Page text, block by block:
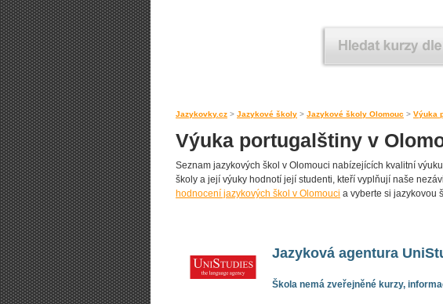
Jazykovky.cz > Jazykové školy > Jazykové školy Olomouc > Výuka
Výuka portugalštiny v
Seznam jazykových škol v Olomouci nabízejících kvalitní
školy a její výuky hodnotí její studenti, kteří vyplňují naše
hodnocení jazykových škol v Olomouci a vyberte si jazykovou
Jazyková agentura
Škola nemá zveřejněné kurzy,